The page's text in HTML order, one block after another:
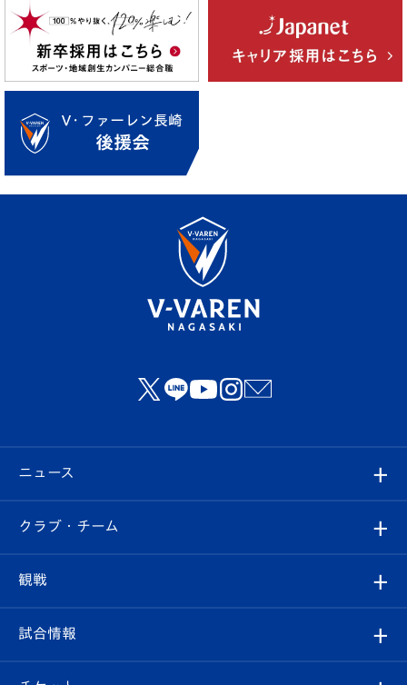
ニュース
すべて
クラブ
試合情報
クラブ・チーム
クラブ概要
観戦
観戦ルール
試合情報